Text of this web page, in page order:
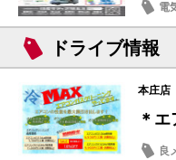
電
ミ
ドライブ情報
本庄店
＊
良